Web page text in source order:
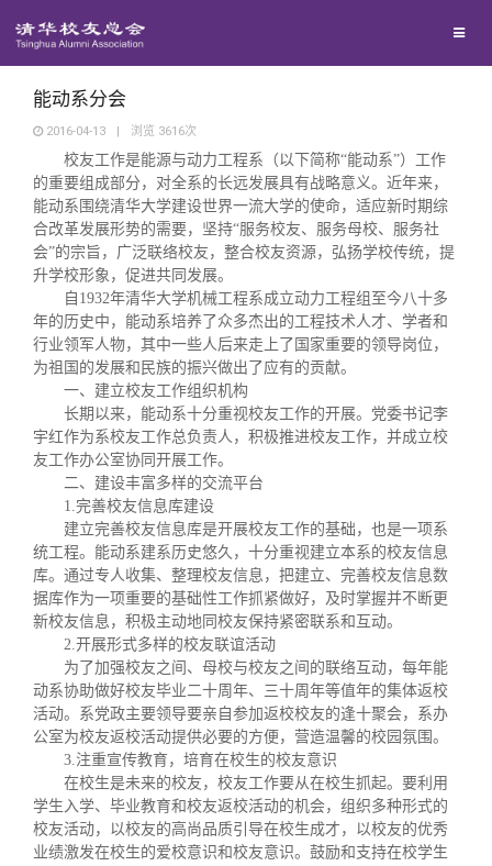
回馈母校
捐赠项目
捐赠新闻
捐赠纪事
捐赠方法
义工计划
媒体平台
《清华校友通讯》
《水木清华》
我要订阅
新媒体平台
百年清华
清华人物
清华故事
青春风采
校友文苑
校友讲坛
校友视界
校友服务
终身学习
信息化服务
三创大赛
实用信息
校友总会
总会简介
会长致辞
总会章程
理事会名单
制度法规
联系我们
关闭
能动系分会
2016-04-13 | 浏览 3616次
校友工作是能源与动力工程系（以下简称“能动系”）工作
的重要组成部分，对全系的长远发展具有战略意义。近年来，
能动系围绕清华大学建设世界一流大学的使命，适应新时期综
合改革发展形势的需要，坚持“服务校友、服务母校、服务社
会”的宗旨，广泛联络校友，整合校友资源，弘扬学校传统，提
升学校形象，促进共同发展。
自1932年清华大学机械工程系成立动力工程组至今八十多
年的历史中，能动系培养了众多杰出的工程技术人才、学者和
行业领军人物，其中一些人后来走上了国家重要的领导岗位，
为祖国的发展和民族的振兴做出了应有的贡献。
一、建立校友工作组织机构
长期以来，能动系十分重视校友工作的开展。党委书记李
宇红作为系校友工作总负责人，积极推进校友工作，并成立校
友工作办公室协同开展工作。
二、建设丰富多样的交流平台
1.完善校友信息库建设
建立完善校友信息库是开展校友工作的基础，也是一项系
统工程。能动系建系历史悠久，十分重视建立本系的校友信息
库。通过专人收集、整理校友信息，把建立、完善校友信息数
据库作为一项重要的基础性工作抓紧做好，及时掌握并不断更
新校友信息，积极主动地同校友保持紧密联系和互动。
2.开展形式多样的校友联谊活动
为了加强校友之间、母校与校友之间的联络互动，每年能
动系协助做好校友毕业二十周年、三十周年等值年的集体返校
活动。系党政主要领导要亲自参加返校校友的逢十聚会，系办
公室为校友返校活动提供必要的方便，营造温馨的校园氛围。
3.注重宣传教育，培育在校生的校友意识
在校生是未来的校友，校友工作要从在校生抓起。要利用
学生入学、毕业教育和校友返校活动的机会，组织多种形式的
校友活动，以校友的高尚品质引导在校生成才，以校友的优秀
业绩激发在校生的爱校意识和校友意识。鼓励和支持在校学生